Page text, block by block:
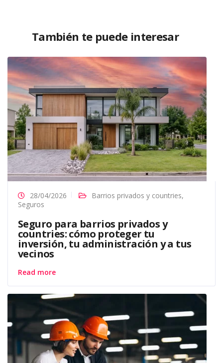
También te puede interesar
28/04/2026 Barrios privados y countries,
Seguros
Seguro para barrios privados y
countries: cómo proteger tu
inversión, tu administración y a tus
vecinos
Read more